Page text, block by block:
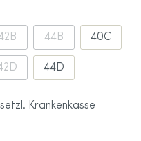
44B 40C
44D
Krankenkasse